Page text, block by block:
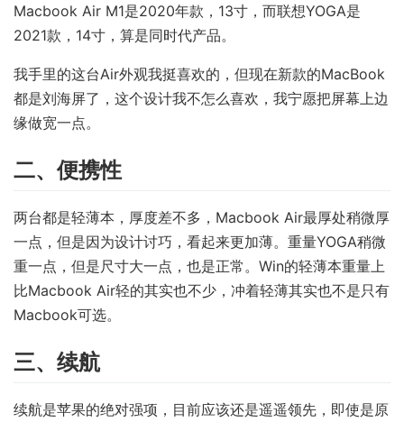
Macbook Air M1是2020年款，13寸，而联想YOGA是
2021款，14寸，算是同时代产品。
我手里的这台Air外观我挺喜欢的，但现在新款的MacBook
都是刘海屏了，这个设计我不怎么喜欢，我宁愿把屏幕上边
缘做宽一点。
二、便携性
两台都是轻薄本，厚度差不多，Macbook Air最厚处稍微厚
一点，但是因为设计讨巧，看起来更加薄。重量YOGA稍微
重一点，但是尺寸大一点，也是正常。Win的轻薄本重量上
比Macbook Air轻的其实也不少，冲着轻薄其实也不是只有
Macbook可选。
三、续航
续航是苹果的绝对强项，目前应该还是遥遥领先，即使是原